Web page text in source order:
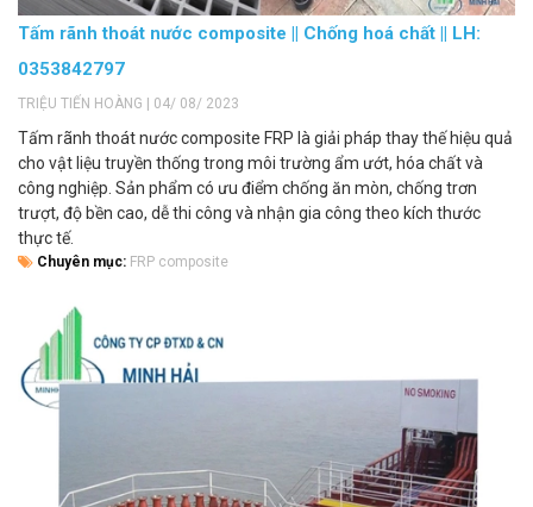
Tấm rãnh thoát nước composite || Chống hoá chất || LH:
0353842797
TRIỆU TIẾN HOÀNG | 04/ 08/ 2023
Tấm rãnh thoát nước composite FRP là giải pháp thay thế hiệu quả
cho vật liệu truyền thống trong môi trường ẩm ướt, hóa chất và
công nghiệp. Sản phẩm có ưu điểm chống ăn mòn, chống trơn
trượt, độ bền cao, dễ thi công và nhận gia công theo kích thước
thực tế.
Chuyên mục: FRP composite